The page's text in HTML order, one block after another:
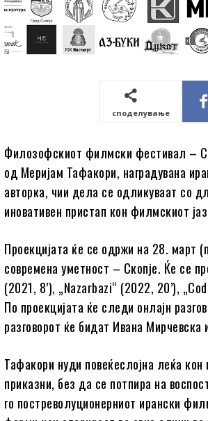
споделување
Филозофскиот филмски фестивал –
од Меријам Тафакори, наградувана
авторка, чии дела се одликуваат со
иновативен пристап кон филмскиот
Проекцијата ќе се одржи на 28. март
современа уметност – Скопје. Ќе се
(2021, 8’), „Nazarbazi“ (2022, 20’),
По проекцијата ќе следи онлајн
разговорот ќе бидат Ивана Мирчевска
Тафакори нуди повеќеслојна леќа
приказни, без да се потпира на
го постреволуционерниот ирански